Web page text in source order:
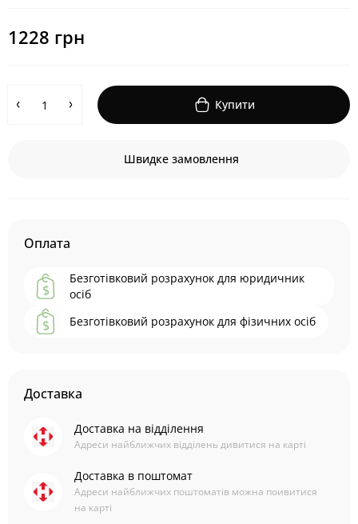
1228 грн
Купити
Швидке замовлення
Оплата
Безготівковий розрахунок для юридичник
осіб
Безготівковий розрахунок для фізичних осіб
Доставка
Доставка на відділення
Адреси найближчих відділень дивитися на карті
Доставка в поштомат
Адреси найближчих поштоматів можна поивитися
на карті